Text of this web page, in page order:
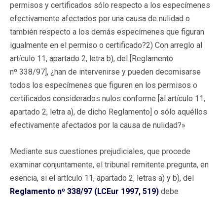
permisos y certificados sólo respecto a los especímenes
efectivamente afectados por una causa de nulidad o
también respecto a los demás especímenes que figuran
igualmente en el permiso o certificado?2) Con arreglo al
artículo 11, apartado 2, letra b), del [Reglamento
nº 338/97], ¿han de intervenirse y pueden decomisarse
todos los especímenes que figuren en los permisos o
certificados considerados nulos conforme [al artículo 11,
apartado 2, letra a), de dicho Reglamento] o sólo aquéllos
efectivamente afectados por la causa de nulidad?»
Mediante sus cuestiones prejudiciales, que procede
examinar conjuntamente, el tribunal remitente pregunta, en
esencia, si el artículo 11, apartado 2, letras a) y b), del
Reglamento nº 338/97 (LCEur 1997, 519) debe